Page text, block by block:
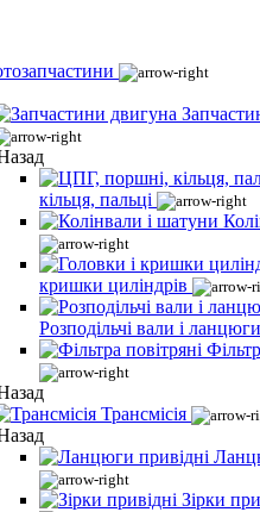
кільця, пальці
кришки циліндрів
Розподільчі вали і
Трансмісія
Зірки